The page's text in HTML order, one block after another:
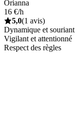
Orianna
16 €/h
5,0(1 avis)
Dynamique et souriant
Vigilant et attentionné
Respect des règles